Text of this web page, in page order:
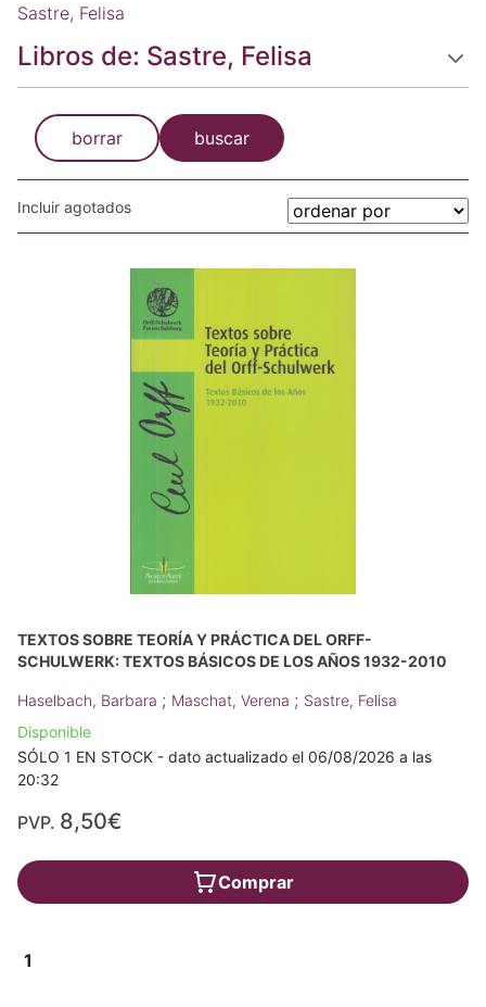
Sastre, Felisa
Libros de: Sastre, Felisa
borrar buscar
Incluir agotados
TEXTOS SOBRE TEORÍA Y PRÁCTICA DEL ORFF-
SCHULWERK: TEXTOS BÁSICOS DE LOS AÑOS 1932-2010
Haselbach, Barbara ; Maschat, Verena ; Sastre, Felisa
Disponible
SÓLO 1 EN STOCK - dato actualizado el 06/08/2026 a las
20:32
PVP. 8,50€
Comprar
1